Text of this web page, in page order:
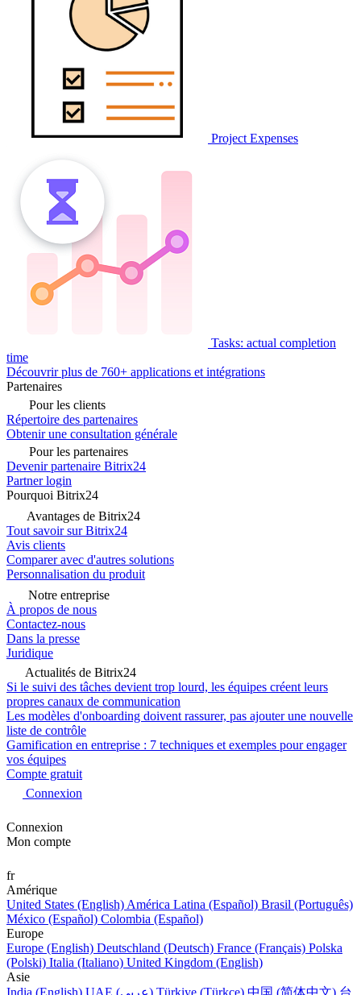
Project Expenses
Tasks: actual completion
time
Découvrir plus de 760+ applications et intégrations
Partenaires
Pour les clients
Répertoire des partenaires
Obtenir une consultation générale
Pour les partenaires
Devenir partenaire Bitrix24
Partner login
Pourquoi Bitrix24
Avantages de Bitrix24
Tout savoir sur Bitrix24
Avis clients
Comparer avec d'autres solutions
Personnalisation du produit
Notre entreprise
À propos de nous
Contactez-nous
Dans la presse
Juridique
Actualités de Bitrix24
Si le suivi des tâches devient trop lourd, les équipes créent leurs
propres canaux de communication
Les modèles d'onboarding doivent rassurer, pas ajouter une nouvelle
liste de contrôle
Gamification en entreprise : 7 techniques et exemples pour engager
vos équipes
Compte gratuit
Connexion
Connexion
Mon compte
fr
Amérique
United States (English) América Latina (Español) Brasil (Português)
México (Español) Colombia (Español)
Europe
Europe (English) Deutschland (Deutsch) France (Français) Polska
(Polski) Italia (Italiano) United Kingdom (English)
Asie
India (English)
UAE (عربي) Türkiye (Türkçe) 中国 (简体中文) 台